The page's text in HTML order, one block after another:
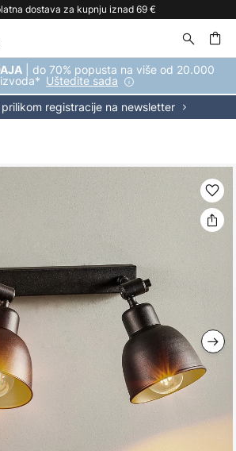
dostava za kupnju iznad 69 €
| do 70% popusta na više od 20.000
Uštedite sada
prilikom registracije na newsletter